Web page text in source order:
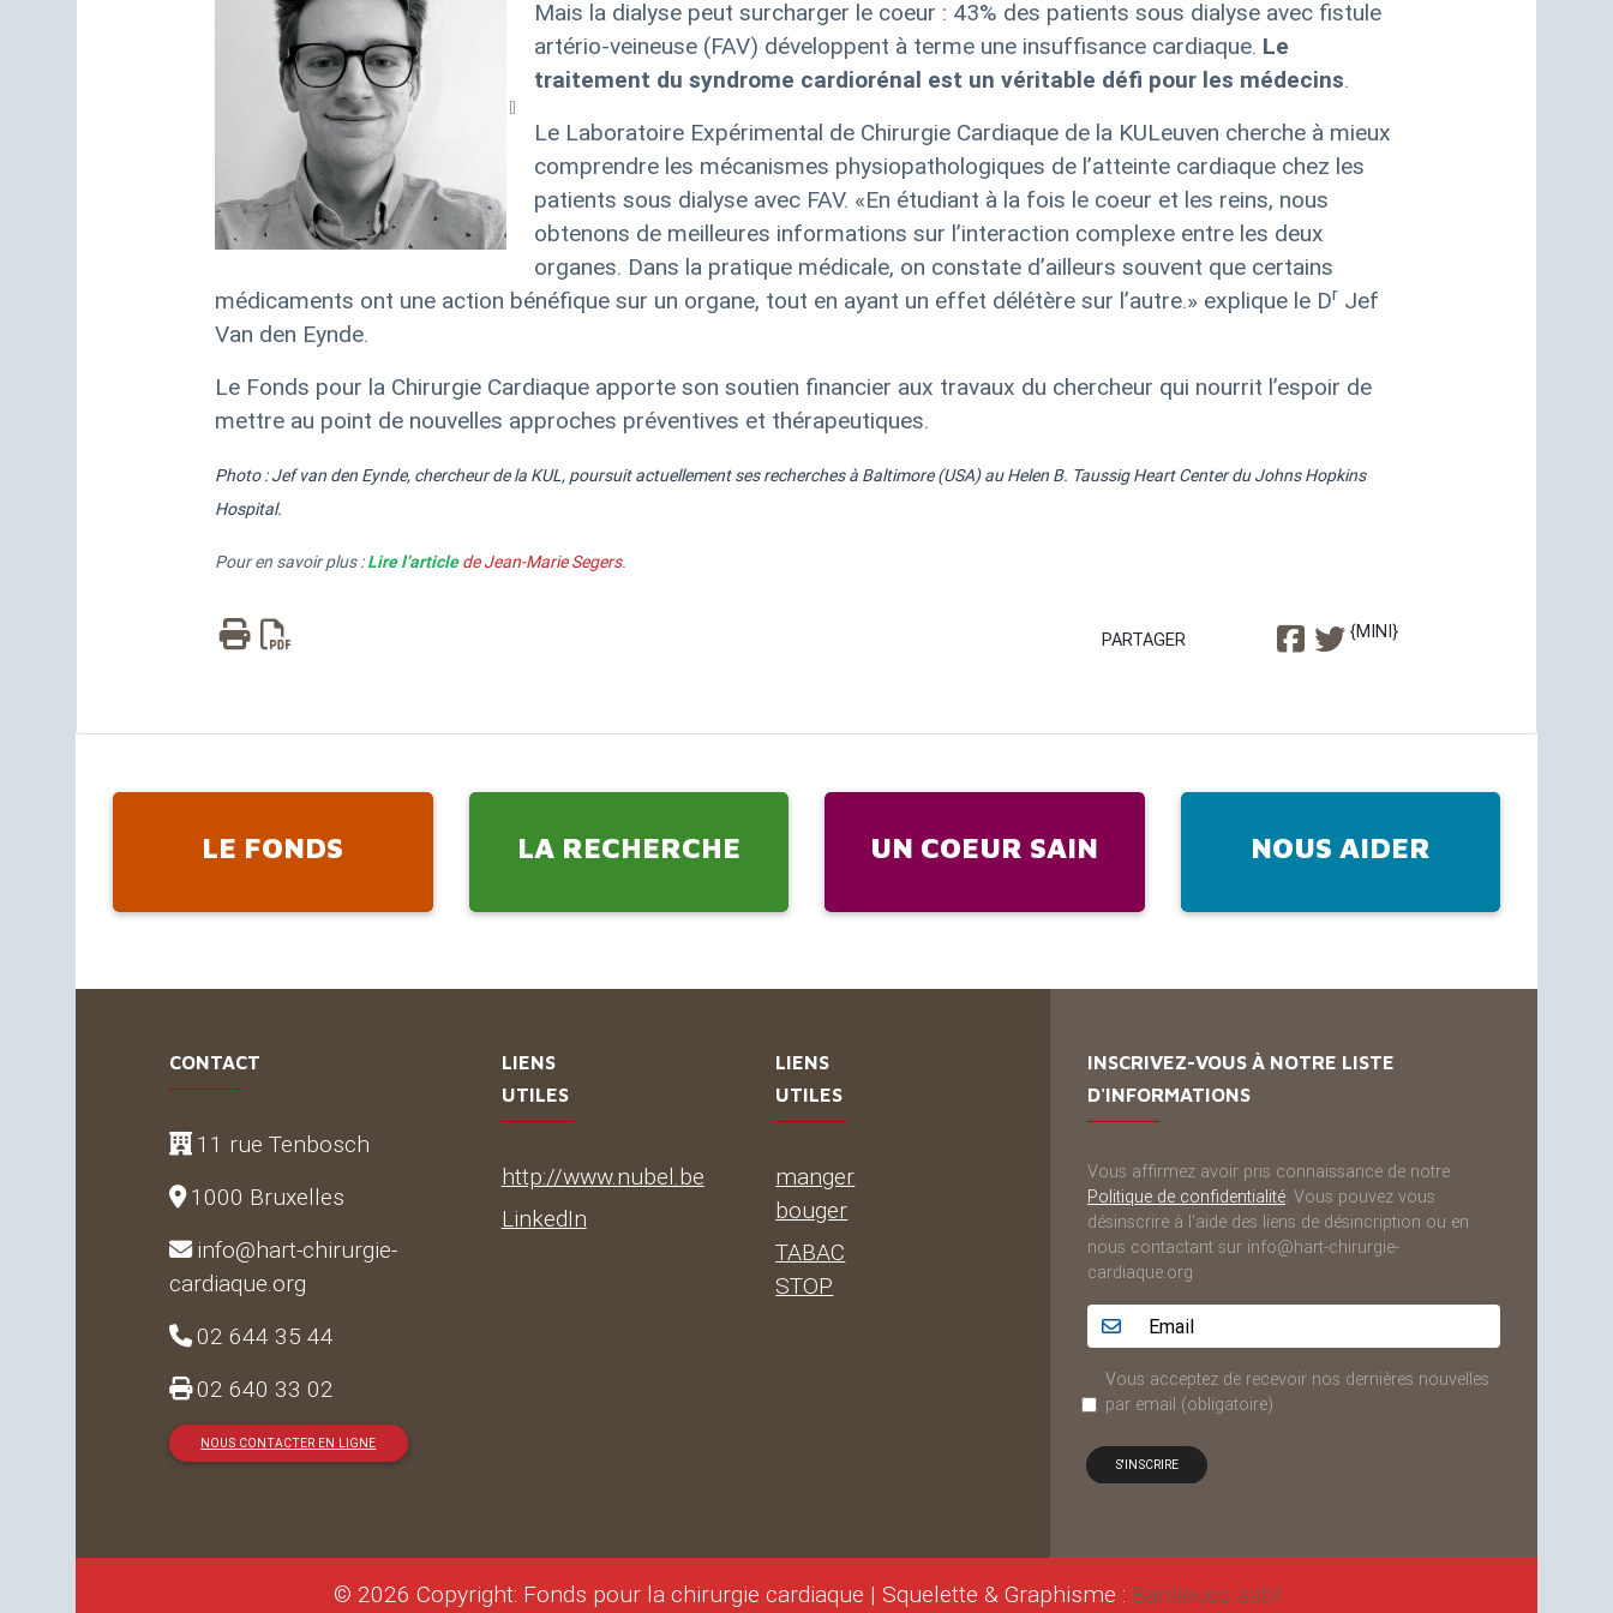
Mais la dialyse peut surcharger le coeur : 43% des patients sous dialyse avec fistule
artério-veineuse (FAV) développent à terme une insuffisance cardiaque. Le
traitement du syndrome cardiorénal est un véritable défi pour les médecins.
Le Laboratoire Expérimental de Chirurgie Cardiaque de la KULeuven cherche à mieux
comprendre les mécanismes physiopathologiques de l’atteinte cardiaque chez les
patients sous dialyse avec FAV. «En étudiant à la fois le coeur et les reins, nous
obtenons de meilleures informations sur l’interaction complexe entre les deux
organes. Dans la pratique médicale, on constate d’ailleurs souvent que certains
médicaments ont une action bénéfique sur un organe, tout en ayant un effet délétère sur l’autre.» explique le DrJef
Van den Eynde.
Le Fonds pour la Chirurgie Cardiaque apporte son soutien financier aux travaux du chercheur qui nourrit l’espoir de
mettre au point de nouvelles approches préventives et thérapeutiques.
Photo :Jef van den Eynde, chercheur de la KUL, poursuit actuellement ses recherches à Baltimore (USA) au Helen B. Taussig Heart Center du Johns Hopkins
Hospital.
Pour en savoir plus : Lire l’article de Jean-Marie Segers.
PARTAGER {MINI}
LE FONDS LA RECHERCHE UN COEUR SAIN NOUS AIDER
CONTACT
11 rue Tenbosch
1000 Bruxelles
info@hart-chirurgie-
cardiaque.org
02 644 35 44
02 640 33 02
NOUS CONTACTER EN LIGNE
LIENS
UTILES
http://www.nubel.be
LinkedIn
LIENS
UTILES
manger
bouger
TABAC
STOP
INSCRIVEZ-VOUS À NOTRE LISTE
D'INFORMATIONS
Vous affirmez avoir pris connaissance de notre
Politique de confidentialité. Vous pouvez vous
désinscrire à l'aide des liens de désincription ou en
nous contactant sur info@hart-chirurgie-
cardiaque.org
Adresse email...
Vous acceptez de recevoir nos dernières nouvelles
par email (obligatoire)
© 2026 Copyright: Fonds pour la chirurgie cardiaque | Squelette & Graphisme : Banlieues asbl